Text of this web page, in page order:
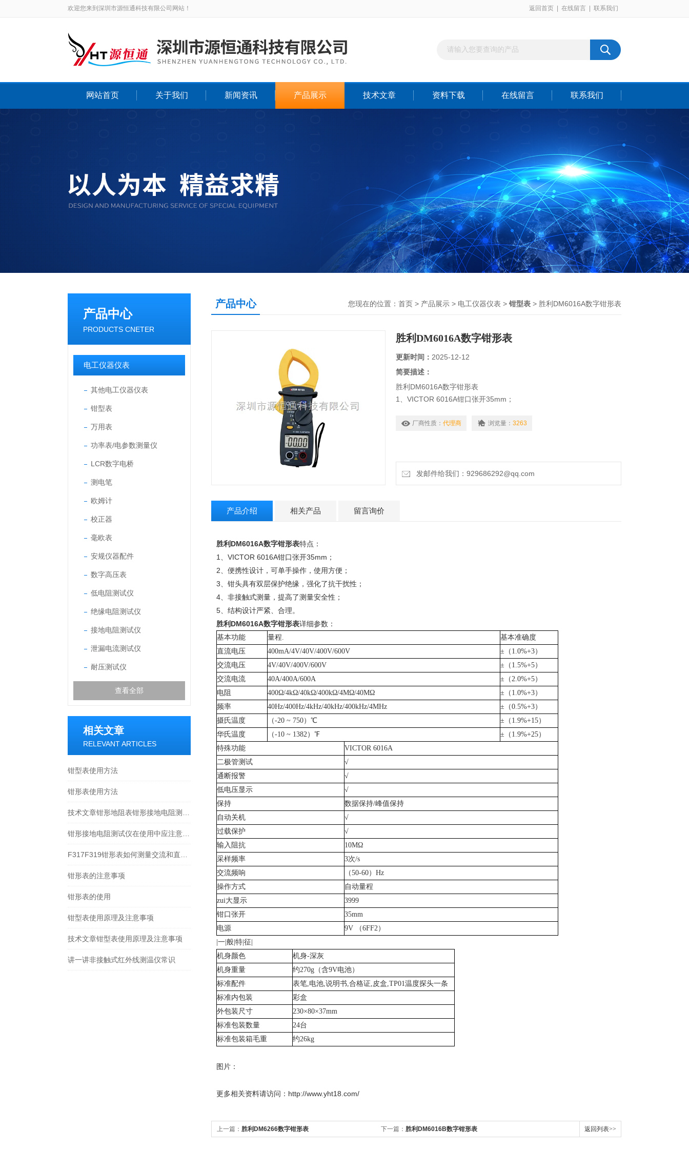
欢迎您来到深圳市源恒通科技有限公司网站！ 返回首页 在线留言 联系我们
网站首页 关于我们 新闻资讯 产品展示 技术文章 资料下载 在线留言 联系我们
产品中心
PRODUCTS CNETER
电工仪器仪表
其他电工仪器仪表
钳型表
万用表
功率表/电参数测量仪
LCR数字电桥
测电笔
欧姆计
校正器
毫欧表
安规仪器配件
数字高压表
低电阻测试仪
绝缘电阻测试仪
接地电阻测试仪
泄漏电流测试仪
耐压测试仪
查看全部
相关文章
RELEVANT ARTICLES
钳型表使用方法
钳形表使用方法
钳形表的注意事项
钳形表的使用
钳型表使用原理及注意事项
技术文章钳型表使用原理及注意事项
讲一讲非接触式红外线测温仪常识
产品中心 您现在的位置： 首页 > 产品展示 > 电工仪器仪表 > 钳型表 > 胜利DM6016A数字钳形表
胜利DM6016A数字钳形表
更新时间： 2025-12-12
简要描述：
胜利DM6016A数字钳形表
1、VICTOR 6016A钳口张开35mm；
3、钳头具有双层保护绝缘，强化了抗干扰性；
厂商性质： 代理商 浏览量： 3263
发邮件给我们：929686292@qq.com
产品介绍 相关产品 留言询价
胜利DM6016A数字钳形表特点：
1、VICTOR 6016A钳口张开35mm；
2、便携性设计，可单手操作，使用方便；
3、钳头具有双层保护绝缘，强化了抗干扰性；
4、非接触式测量，提高了测量安全性；
5、结构设计严紧、合理。
胜利DM6016A数字钳形表详细参数：
基本功能 量程.
基本准确度
直流电压
400mA/4V/40V/400V/600V ± （1.0%+3）
交流电压
4V/40V/400V/600V ± （1.5%+5）
交流电流
40A/400A/600A ± （2.0%+5）
电阻
400Ω/4kΩ/40kΩ/400kΩ/4MΩ/40MΩ ± （1.0%+3）
频率
40Hz/400Hz/4kHz/40kHz/400kHz/4MHz ± （0.5%+3）
摄氏温度
（-20 ~ 750） ℃ ± （1.9%+15）
华氏温度
（-10 ~ 1382） ℉ ± （1.9%+25）
特殊功能
VICTOR 6016A
二极管测试
√
通断报警
√
低电压显示
√
保持
数据保持/峰值保持
自动关机
√
过载保护
√
输入阻抗
10MΩ
采样频率
3次/s
交流频响
（50-60）Hz
操作方式
自动量程
zui大显示
3999
钳口张开
35mm
电源
9V （6FF2）
一|般|特|征|
机身颜色
机身-深灰
机身重量
约270g（含9V电池）
标准配件
表笔,电池,说明书,合格证,皮盒,TP01温度探头一条
标准内包装
彩盒
外包装尺寸
230×80×37mm
标准包装数量
24台
标准包装箱毛重
约26kg
图片：
更多相关资料请访问：http://www.yht18.com/
上一篇： 胜利DM6266数字钳形表 下一篇： 胜利DM6016B数字钳形表 返回列表>>